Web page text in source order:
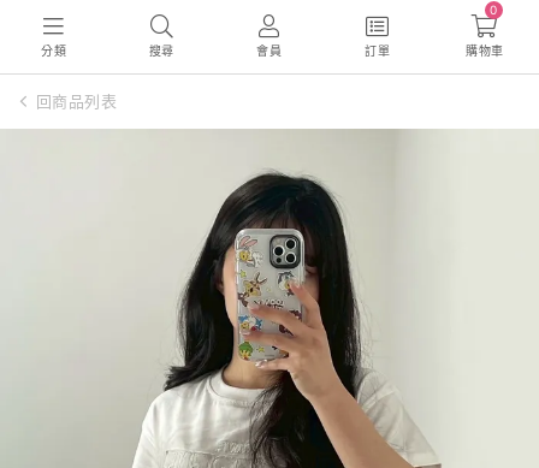
分類 搜尋 會員 訂單
0
購物車
回商品列表